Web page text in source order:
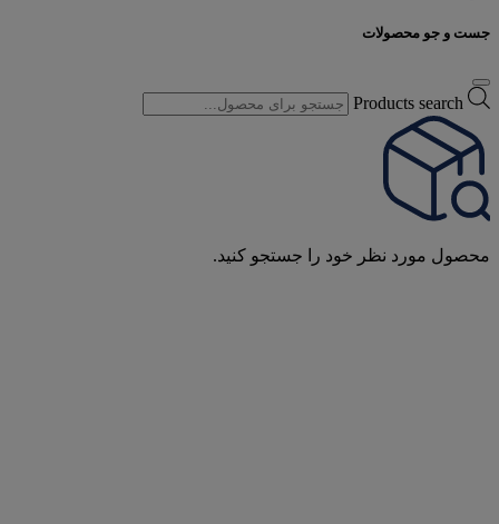
جست و جو محصولات
Products search
محصول مورد نظر خود را جستجو کنید.